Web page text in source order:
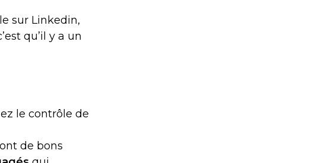
sur Linkedin,
qu’il y a un
le contrôle de
de bons